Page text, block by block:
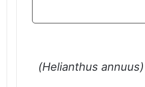
(Helianthus annuus)